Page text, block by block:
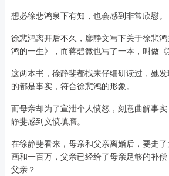
想必徐悲鸿泉下有知，也会感到非常欣慰。
徐悲鸿离开后不久，廖静文写下关于徐悲
鸿的一生》，而蒋碧微也写了一本，叫做《
这两本书，徐静斐都找来仔细研读过，她
的都是事实，符合徐悲鸿的形象。
而母亲却为了宣泄个人愤怒，刻意曲解事
静斐感到义愤填膺。
在徐静斐看来，母亲和父亲离婚后，要走
画和一百万，父亲已经给了母亲足够的补
父亲？